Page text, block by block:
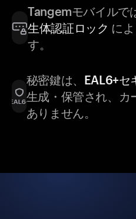
Tangemモバイルで
生体認証ロック に
す。
秘密鍵は、 EAL6+セ
生成・保管され、カ
ありません。